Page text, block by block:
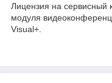
Лицензия на сервисный
модуля
Visual+.